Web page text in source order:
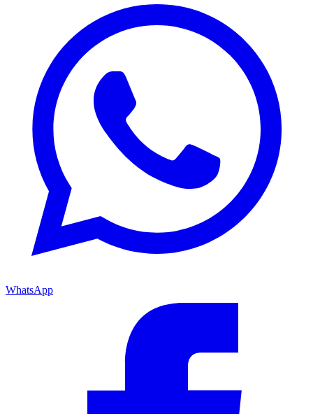
WhatsApp